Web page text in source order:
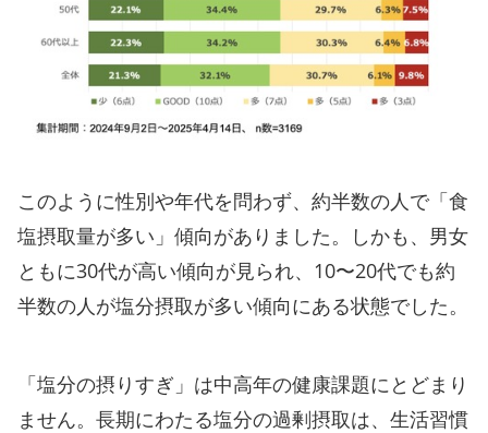
このように性別や年代を問わず、約半数の人で「食
塩摂取量が多い」傾向がありました。しかも、男女
ともに30代が高い傾向が見られ、10〜20代でも約
半数の人が塩分摂取が多い傾向にある状態でした。
「塩分の摂りすぎ」は中高年の健康課題にとどまり
ません。長期にわたる塩分の過剰摂取は、生活習慣